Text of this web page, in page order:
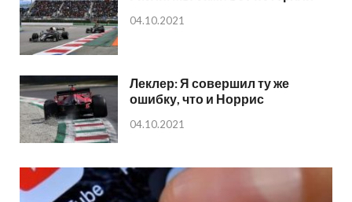
04.10.2021
Леклер: Я совершил ту же
ошибку, что и Норрис
04.10.2021